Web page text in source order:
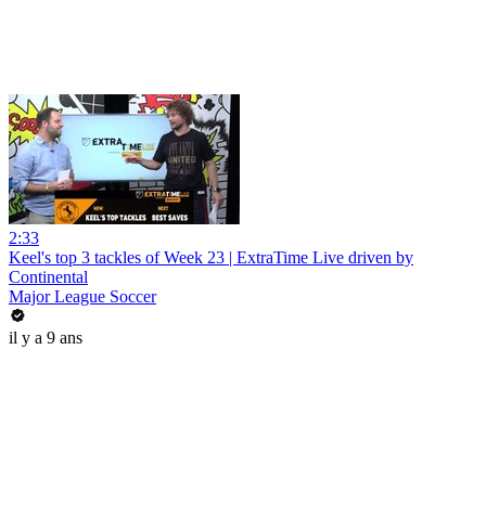
2:33
Keel's top 3 tackles of Week 23 | ExtraTime Live driven by
Continental
Major League Soccer
il y a 9 ans